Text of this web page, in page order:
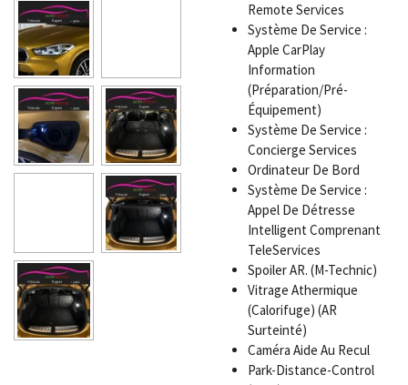
Remote Services
Système De Service :
Apple CarPlay
Information
(Préparation/Pré-
Équipement)
Système De Service :
Concierge Services
Ordinateur De Bord
Système De Service :
Appel De Détresse
Intelligent Comprenant
TeleServices
Spoiler AR. (M-Technic)
Vitrage Athermique
(Calorifuge) (AR
Surteinté)
Caméra Aide Au Recul
Park-Distance-Control